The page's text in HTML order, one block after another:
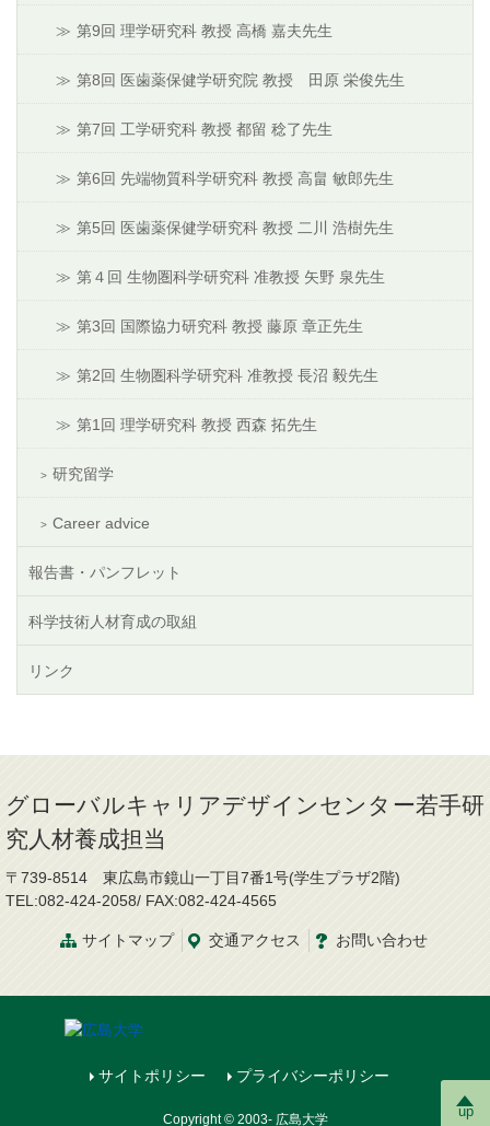
第9回 理学研究科 教授 高橋 嘉夫先生
第8回 医歯薬保健学研究院 教授 田原 栄俊先生
第7回 工学研究科 教授 都留 稔了先生
第6回 先端物質科学研究科 教授 高畠 敏郎先生
第5回 医歯薬保健学研究科 教授 二川 浩樹先生
第４回 生物圏科学研究科 准教授 矢野 泉先生
第3回 国際協力研究科 教授 藤原 章正先生
第2回 生物圏科学研究科 准教授 長沼 毅先生
第1回 理学研究科 教授 西森 拓先生
研究留学
Career advice
報告書・パンフレット
科学技術人材育成の取組
リンク
up
グローバルキャリアデザインセンター若手研
究人材養成担当
〒739-8514 東広島市鏡山一丁目7番1号(学生プラザ2階)
TEL:082-424-2058/ FAX:082-424-4565
サイトマップ 交通アクセス お問い合わせ
サイトポリシー プライバシーポリシー
Copyright © 2003- 広島大学